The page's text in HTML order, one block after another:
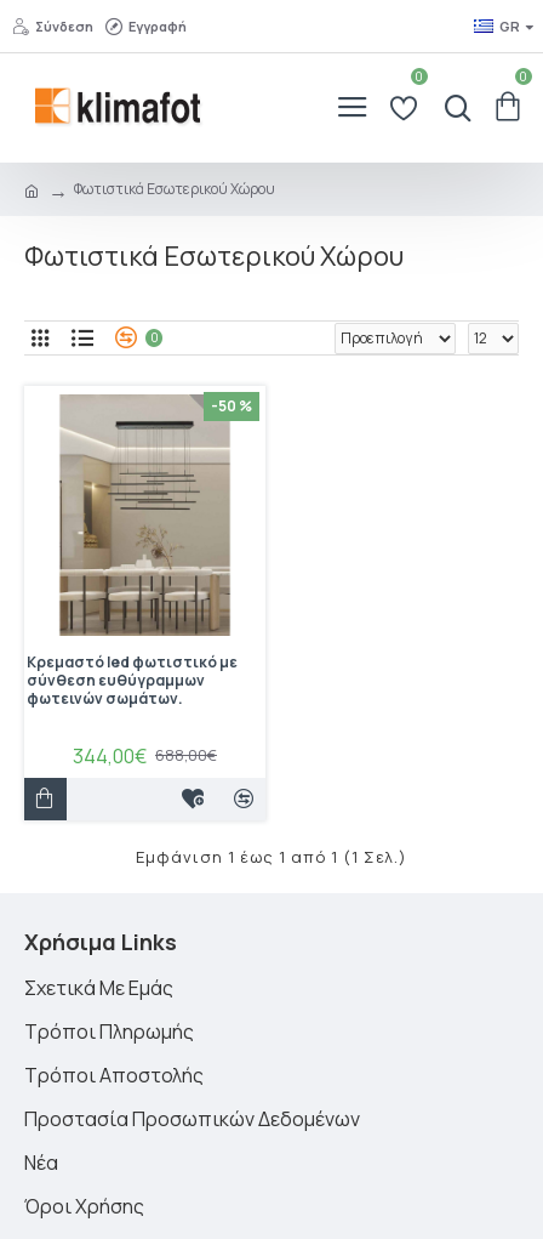
Σύνδεση Εγγραφή GR
0 0
Φωτιστικά Εσωτερικού Χώρου
Φωτιστικά Εσωτερικού Χώρου
0
-50 %
Κρεμαστό led φωτιστικό με
σύνθεση ευθύγραμμων
φωτεινών σωμάτων.
344,00€ 688,00€
Εμφάνιση 1 έως 1 από 1 (1 Σελ.)
Χρήσιμα Links
Σχετικά Με Εμάς
Τρόποι Πληρωμής
Τρόποι Αποστολής
Προστασία Προσωπικών Δεδομένων
Νέα
Όροι Χρήσης